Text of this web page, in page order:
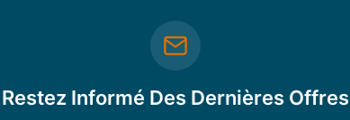
Restez Informé Des Dernières Offres